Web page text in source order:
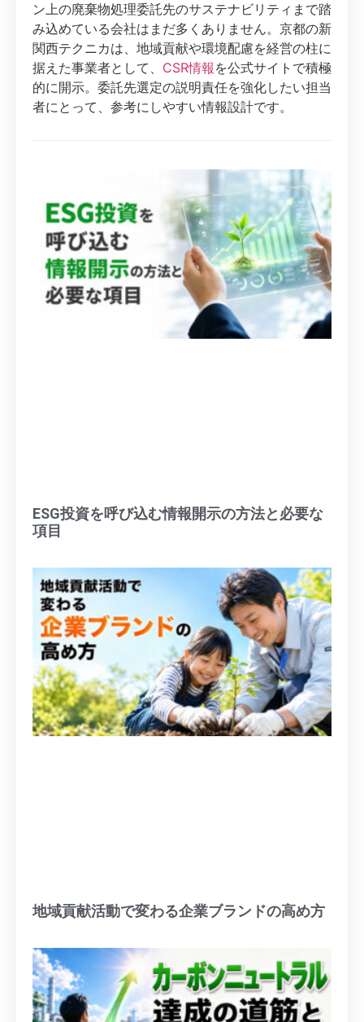
ン上の廃棄物処理委託先のサステナビリティまで踏
み込めている会社はまだ多くありません。京都の新
関西テクニカは、地域貢献や環境配慮を経営の柱に
据えた事業者として、 CSR情報 を公式サイトで積極
的に開示。委託先選定の説明責任を強化したい担当
者にとって、参考にしやすい情報設計です。
ESG投資を呼び込む情報開示の方法と必要な
項目
地域貢献活動で変わる企業ブランドの高め方